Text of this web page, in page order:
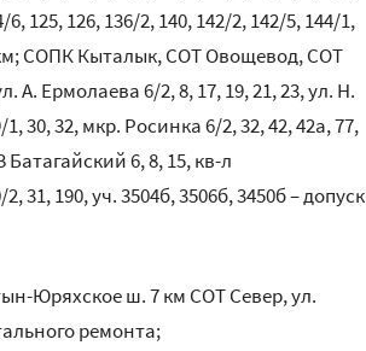
125, 126, 136/2, 140, 142/2, 142/5, 144/1,
км; СОПК Кыталык, СОТ Овощевод, СОТ
Ермолаева 6/2, 8, 17, 19, 21, 23, ул. Н.
30, 32, мкр. Росинка 6/2, 32, 42, 42а, 77,
6, 8, 15, кв-л
190, уч. 3504б, 3506б, 3450б – допуск
Юряхское ш. 7 км СОТ Север, ул.
ремонта;